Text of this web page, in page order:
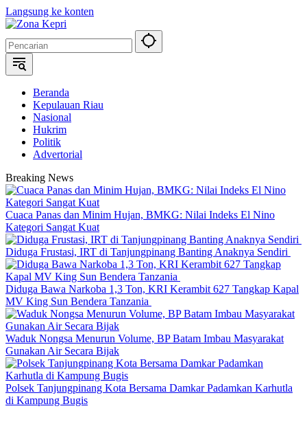
Langsung ke konten
Beranda
Kepulauan Riau
Nasional
Hukrim
Politik
Advertorial
Breaking News
Cuaca Panas dan Minim Hujan, BMKG: Nilai Indeks El Nino
Kategori Sangat Kuat
Diduga Frustasi, IRT di Tanjungpinang Banting Anaknya Sendiri
Diduga Bawa Narkoba 1,3 Ton, KRI Kerambit 627 Tangkap Kapal
MV King Sun Bendera Tanzania
Waduk Nongsa Menurun Volume, BP Batam Imbau Masyarakat
Gunakan Air Secara Bijak
Polsek Tanjungpinang Kota Bersama Damkar Padamkan Karhutla
di Kampung Bugis